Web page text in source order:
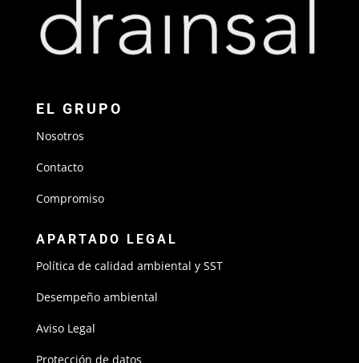
EL GRUPO
Nosotros
Contacto
Compromiso
APARTADO LEGAL
Política de calidad ambiental y SST
Desempeño ambiental
Aviso Legal
Protección de datos